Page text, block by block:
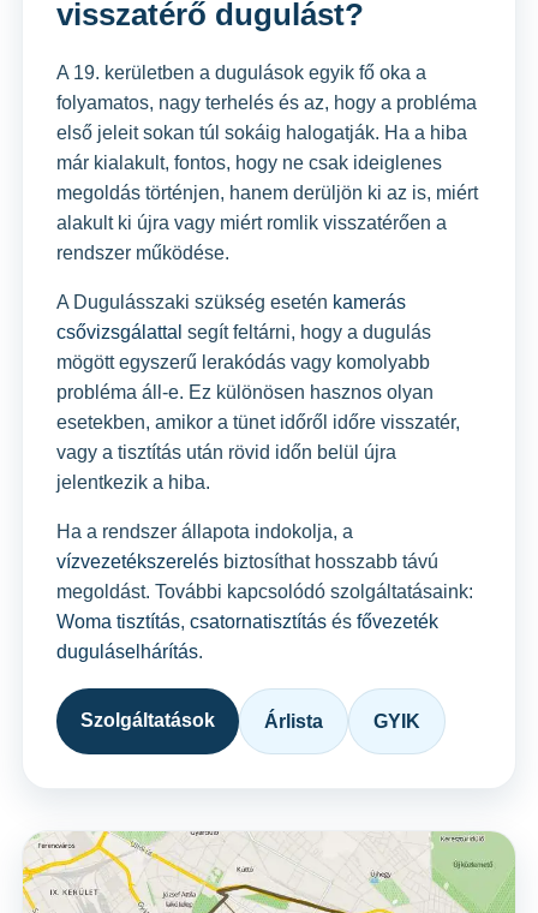
visszatérő dugulást?
A 19. kerületben a dugulások egyik fő oka a
folyamatos, nagy terhelés és az, hogy a probléma
első jeleit sokan túl sokáig halogatják. Ha a hiba
már kialakult, fontos, hogy ne csak ideiglenes
megoldás történjen, hanem derüljön ki az is, miért
alakult ki újra vagy miért romlik visszatérően a
rendszer működése.
A Dugulásszaki szükség esetén kamerás
csővizsgálattal segít feltárni, hogy a dugulás
mögött egyszerű lerakódás vagy komolyabb
probléma áll-e. Ez különösen hasznos olyan
esetekben, amikor a tünet időről időre visszatér,
vagy a tisztítás után rövid időn belül újra
jelentkezik a hiba.
Ha a rendszer állapota indokolja, a
vízvezetékszerelésbiztosíthat hosszabb távú
megoldást. További kapcsolódó szolgáltatásaink:
Woma tisztítás, csatornatisztításés fővezeték
duguláselhárítás.
Szolgáltatások Árlista GYIK